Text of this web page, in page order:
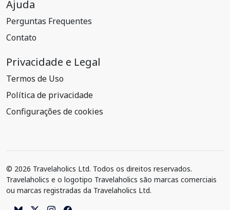
Ajuda
Perguntas Frequentes
Contato
Privacidade e Legal
Termos de Uso
Política de privacidade
Configurações de cookies
© 2026 Travelaholics Ltd. Todos os direitos reservados.
Travelaholics e o logotipo Travelaholics são marcas comerciais
ou marcas registradas da Travelaholics Ltd.